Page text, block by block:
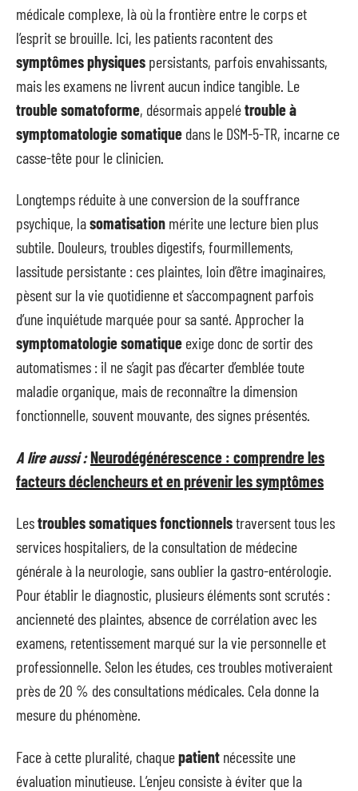
médicale complexe, là où la frontière entre le corps et
l’esprit se brouille. Ici, les patients racontent des
symptômes physiques persistants, parfois envahissants,
mais les examens ne livrent aucun indice tangible. Le
trouble somatoforme, désormais appelétrouble à
symptomatologie somatique dans le DSM-5-TR, incarne ce
casse-tête pour le clinicien.
Longtemps réduite à une conversion de la souffrance
psychique, lasomatisation mérite une lecture bien plus
subtile. Douleurs, troubles digestifs, fourmillements,
lassitude persistante : ces plaintes, loin d’être imaginaires,
pèsent sur la vie quotidienne et s’accompagnent parfois
d’une inquiétude marquée pour sa santé. Approcher la
symptomatologie somatique exige donc de sortir des
automatismes : il ne s’agit pas d’écarter d’emblée toute
maladie organique, mais de reconnaître la dimension
fonctionnelle, souvent mouvante, des signes présentés.
A lire aussi :Neurodégénérescence : comprendre les
facteurs déclencheurs et en prévenir les symptômes
Lestroubles somatiques fonctionnelstraversent tous les
services hospitaliers, de la consultation de médecine
générale à la neurologie, sans oublier la gastro-entérologie.
Pour établir le diagnostic, plusieurs éléments sont scrutés :
ancienneté des plaintes, absence de corrélation avec les
examens, retentissement marqué sur la vie personnelle et
professionnelle. Selon les études, ces troubles motiveraient
près de 20 % des consultations médicales. Cela donne la
mesure du phénomène.
Face à cette pluralité, chaquepatient nécessite une
évaluation minutieuse. L’enjeu consiste à éviter que la